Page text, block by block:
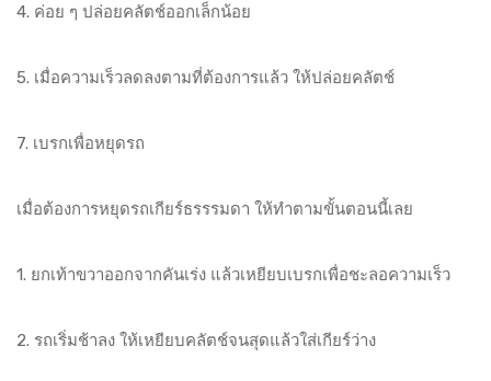
4. ค่อย ๆ ปล่อยคลัตช์ออกเล็กน้อย
5. เมื่อความเร็วลดลงตามที่ต้องการแล้ว ให้ปล่อยคลัตช์
7. เบรกเพื่อหยุดรถ
เมื่อต้องการหยุดรถเกียร์ธรรรมดา ให้ทำตามขั้นตอนนี้เลย
1. ยกเท้าขวาออกจากคันเร่ง แล้วเหยียบเบรกเพื่อชะลอความเร็ว
2. รถเริ่มช้าลง ให้เหยียบคลัตช์จนสุดแล้วใส่เกียร์ว่าง